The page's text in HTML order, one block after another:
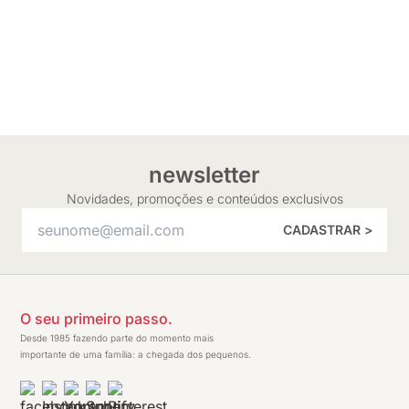
newsletter
Novidades, promoções e conteúdos exclusivos
CADASTRAR >
O seu primeiro passo.
Desde 1985 fazendo parte do momento mais
importante de uma família: a chegada dos pequenos.